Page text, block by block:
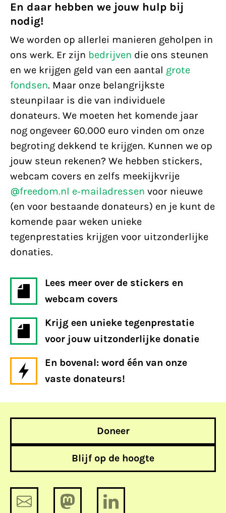
En daar hebben we jouw hulp bij
nodig!
We worden op allerlei manieren geholpen in
ons werk. Er zijn bedrijven die ons steunen
en we krijgen geld van een aantal grote
fondsen. Maar onze belangrijkste
steunpilaar is die van individuele
donateurs. We moeten het komende jaar
nog ongeveer 60.000 euro vinden om onze
begroting dekkend te krijgen. Kunnen we op
jouw steun rekenen? We hebben stickers,
webcam covers en zelfs meekijkvrije
@freedom.nl e-mailadressen voor nieuwe
(en voor bestaande donateurs) en je kunt de
komende paar weken unieke
tegenprestaties krijgen voor uitzonderlijke
donaties.
Lees meer over de stickers en
webcam covers
Krijg een unieke tegenprestatie
voor jouw uitzonderlijke donatie
En bovenal: word één van onze
vaste donateurs!
Doneer
Blijf op de hoogte